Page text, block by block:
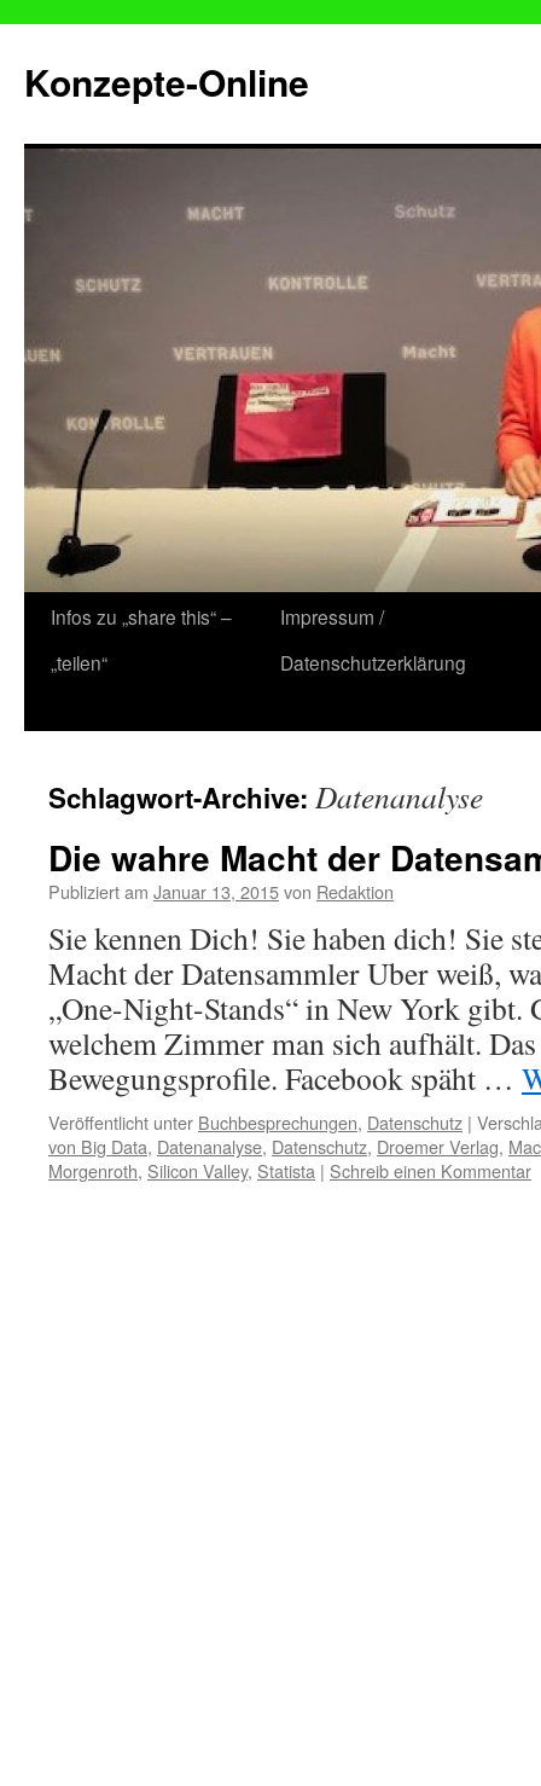
Konzepte-Online
Zum
Inhalt
Infos zu „share this“ –
„teilen“
Impressum /
Datenschutzerklärung
Schlagwort-Archive: Datenanalyse
Die wahre Macht der
Publiziert am Januar 13, 2015von Redaktion
Sie kennen Dich! Sie haben dich! Sie
Macht der Datensammler Uber weiß,
„One-Night-Stands“ in New York gibt.
welchem Zimmer man sich aufhält.
Bewegungsprofile. Facebook späht …
Veröffentlicht unter Buchbesprechungen, Datenschutz |
von Big Data, Datenanalyse, Datenschutz, Droemer Verlag,
Morgenroth, Silicon Valley, Statista | Schreib einen Kommentar